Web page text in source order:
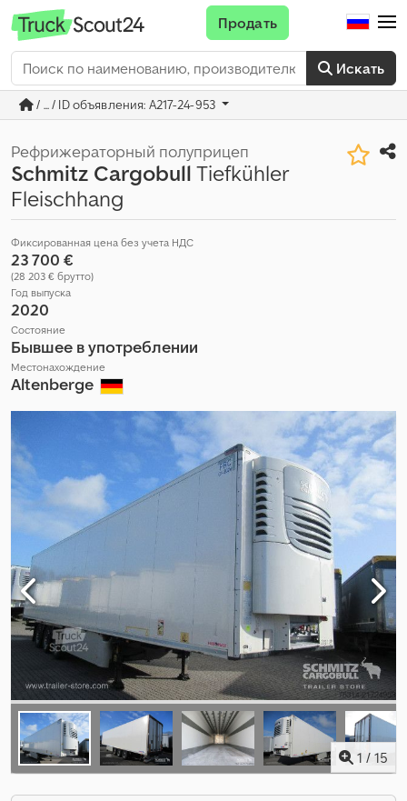
Искать
Продать
/ ... / ID объявления: A217-24-953
Рефрижераторный полуприцеп
Schmitz CargobullTiefkühler
Fleischhang
Фиксированная цена без учета НДС
23 700 €
(28 203 € брутто)
Год выпуска
2020
Состояние
Бывшее в употреблении
Местонахождение
Altenberge
1 / 15